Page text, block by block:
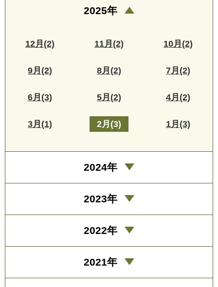
2025年
12月(2) 11月(2) 10月(2)
9月(2) 8月(2) 7月(2)
6月(3) 5月(2) 4月(2)
3月(1) 2月(3) 1月(3)
2024年
2023年
2022年
2021年